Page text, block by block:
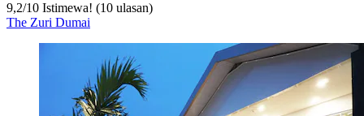
9,2/10 Istimewa! (10 ulasan)
The Zuri Dumai